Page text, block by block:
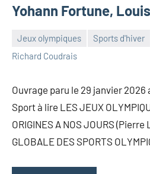
Yohann Fortune,
Jeux olympiques Sports d'hiver
Richard Coudrais
Ouvrage paru le 29 janvier
Sport à lire LES JEUX
ORIGINES A NOS JOURS (Pierre
GLOBALE DES SPORTS